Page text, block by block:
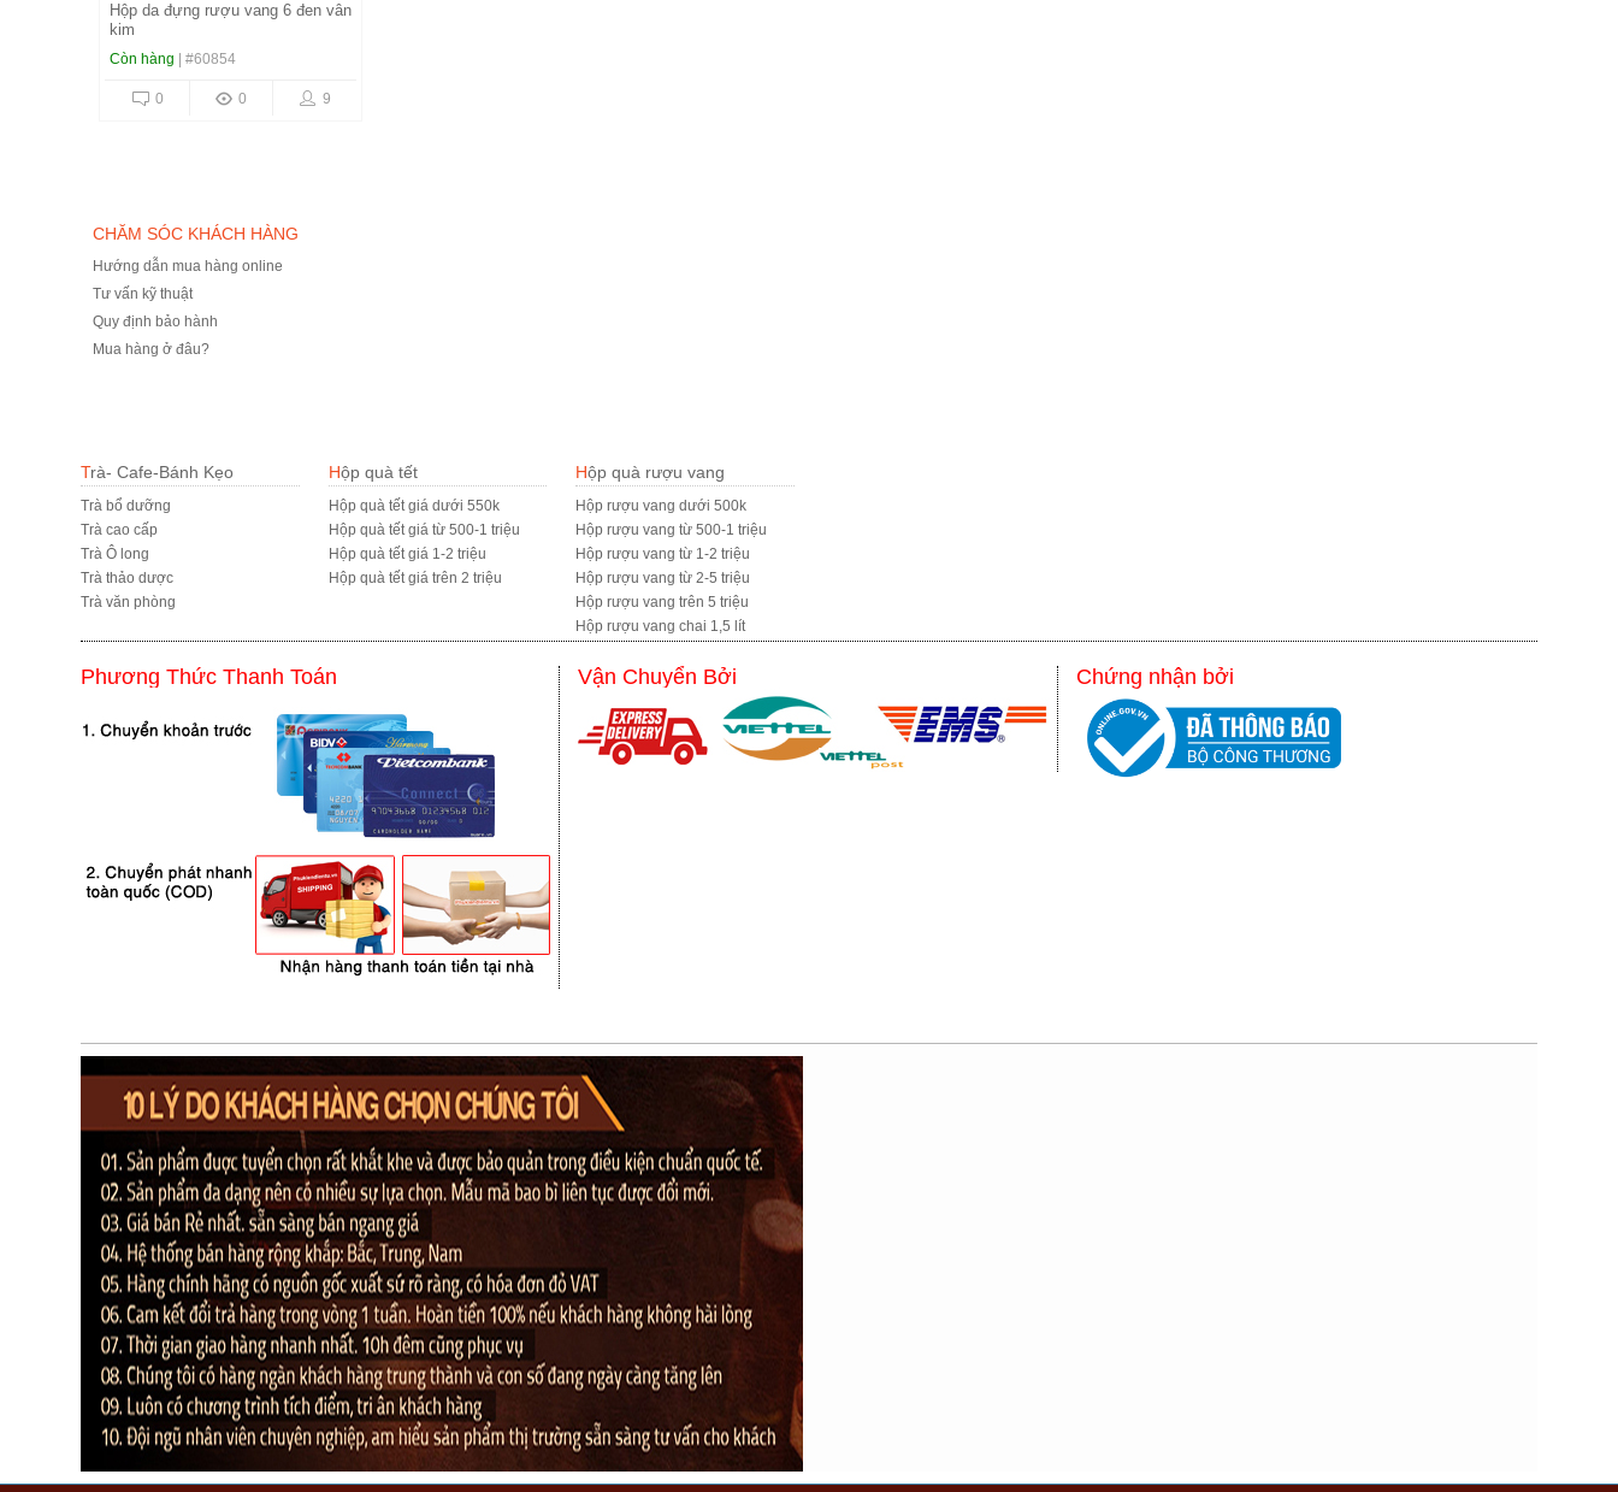
Hộp da đựng rượu vang 6 đen vân
kim
Còn hàng | #60854
9
0
0
CHĂM SÓC KHÁCH HÀNG
Hướng dẫn mua hàng online
Tư vấn kỹ thuật
Quy định bảo hành
Mua hàng ở đâu?
Trà- Cafe-Bánh Kẹo
Trà bổ dưỡng
Trà cao cấp
Trà Ô long
Trà thảo dược
Trà văn phòng
Hộp quà tết
Hộp quà tết giá dưới 550k
Hộp quà tết giá từ 500-1 triệu
Hộp quà tết giá 1-2 triệu
Hộp quà tết giá trên 2 triệu
Hộp quà rượu vang
Hộp rượu vang dưới 500k
Hộp rượu vang từ 500-1 triệu
Hộp rượu vang từ 1-2 triệu
Hộp rượu vang từ 2-5 triệu
Hộp rượu vang trên 5 triệu
Hộp rượu vang chai 1,5 lít
Phương Thức Thanh Toán Vận Chuyển Bởi Chứng nhận bởi